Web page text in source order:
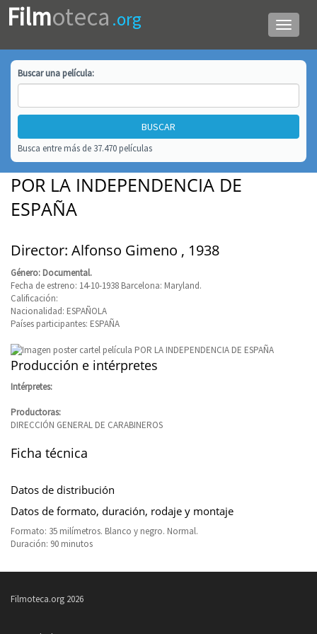
Menú
de
Filmoteca .org
Buscar unapelícula:
Busca entre más de 37.470 películas
POR LA INDEPENDENCIA DE
ESPAÑA
Director: Alfonso Gimeno , 1938
Género: Documental.
Fecha de estreno: 14-10-1938 Barcelona: Maryland.
Calificación:
Nacionalidad: ESPAÑOLA
Países participantes: ESPAÑA
Producción e intérpretes
Intérpretes:
Productoras:
DIRECCIÓN GENERAL DE CARABINEROS
Ficha técnica
Datos de distribución
Datos de formato, duración, rodaje y montaje
Formato: 35 milímetros. Blanco y negro. Normal.
Duración: 90 minutos
Filmoteca.org 2026